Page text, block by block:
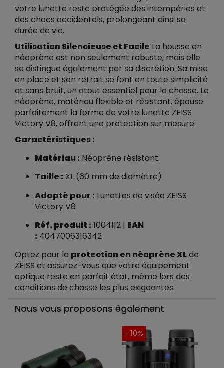
votre lunette reste protégée des intempéries et
des chocs accidentels, prolongeant ainsi sa
durée de vie.
Utilisation Silencieuse et Facile La housse en
néoprène est non seulement robuste, mais elle
se distingue également par sa discrétion. Sa mise
en place et son retrait se font en toute simplicité
et sans bruit, un atout essentiel pour la chasse. Le
néoprène, matériau flexible et résistant, épouse
parfaitement la forme de votre lunette ZEISS
Victory V8, offrant une protection sur mesure.
Caractéristiques :
Matériau : Néoprène résistant
Taille : XL (60 mm de diamètre)
Adapté pour : Lunettes de visée ZEISS
Victory V8
Réf. produit : 1004112 | EAN
: 4047006316342
Optez pour la protection en néoprène XLde
ZEISS et assurez-vous que votre équipement
optique reste en parfait état, même lors des
conditions de chasse les plus exigeantes.
Nous vous proposons également
- 10%